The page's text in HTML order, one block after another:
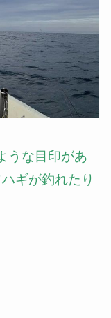
うな目印があ
ギが釣れたり